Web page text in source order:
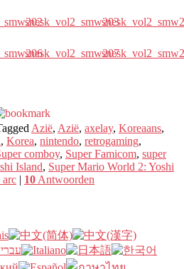
snesk_vol2_smw203
snesk_vol2_smw207
Azië, Azië, axelay, Koreaans,
, Korea, nintendo, retrogaming,
comboy, Super Famicom, super
Island, Super Mario World 2: Yoshi
arc | 10 Antwoorden